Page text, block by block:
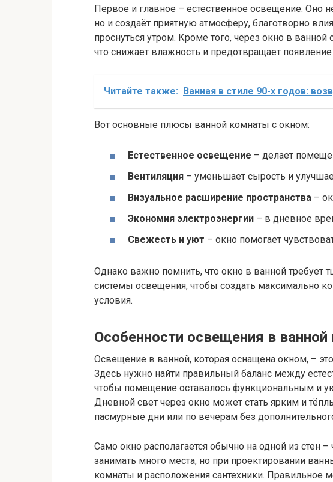
Первое и главное – естественное освещение. Оно
но и создаёт приятную атмосферу, благотворно
проснуться утром. Кроме того, через окно в
что снижает влажность и предотвращает появление
Читайте также: Ванная в стиле 90-х годов:
Вот основные плюсы ванной комнаты с окном:
Естественное освещение – делает
Вентиляция – уменьшает сырость и
Визуальное расширение пространства –
Экономия электроэнергии – в дневное
Свежесть и уют – окно помогает
Однако важно помнить, что окно в ванной требует
системы освещения, чтобы создать максимально
условия.
Особенности освещения в
Освещение в ванной, которая оснащена окном, –
Здесь нужно найти правильный баланс между
чтобы помещение оставалось функциональным и
Дневной свет через окно может стать ярким и
пасмурные дни или по вечерам без
Само окно располагается обычно на одной из стен
занимать много места, но при проектировании
комнаты и расположения сантехники. Правильное